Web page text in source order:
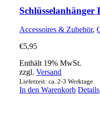
Schlüsselanhänger
Accessoires & Zubehör,
€5,95
Enthält 19% MwSt.
zzgl.Versand
Lieferzeit: ca. 2-3 Werktage
In den Warenkorb Details